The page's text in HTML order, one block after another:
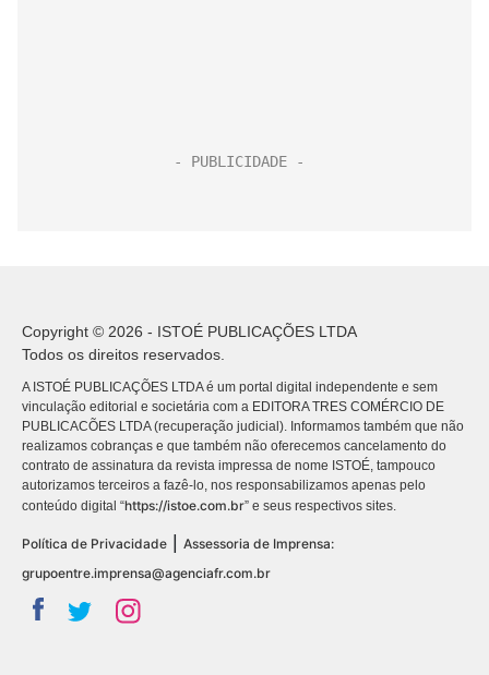
Copyright © 2026 - ISTOÉ PUBLICAÇÕES LTDA
Todos os direitos reservados.
A ISTOÉ PUBLICAÇÕES LTDA é um portal digital independente e sem
vinculação editorial e societária com a EDITORA TRES COMÉRCIO DE
PUBLICACÕES LTDA (recuperação judicial). Informamos também que não
realizamos cobranças e que também não oferecemos cancelamento do
contrato de assinatura da revista impressa de nome ISTOÉ, tampouco
autorizamos terceiros a fazê-lo, nos responsabilizamos apenas pelo
conteúdo digital “https://istoe.com.br” e seus respectivos sites.
Política de Privacidade
Assessoria de Imprensa:
grupoentre.imprensa@agenciafr.com.br